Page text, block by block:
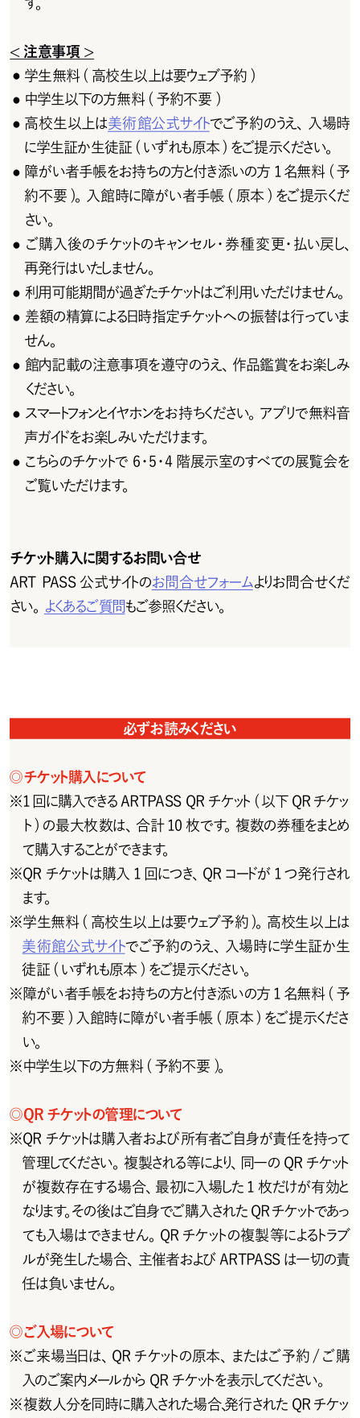
<注意事項>
● 学生無料 ( 高校生以上は要ウェブ予約 )
● 中学生以下の方無料(予約不要)
● 高校生以上は美術館公式サイトでご予約のうえ、入場時
に学生証か生徒証 ( いずれも原本 ) をご提示ください。
● 障がい者手帳をお持ちの方と付き添いの方1名無料(予
約不要 )。入館時に障がい者手帳 ( 原本 ) をご提示くだ
さい。
● ご 購 入 後 の チ ケットの キャン セ ル・券 種 変 更・払い 戻し 、
再発行はいたしません。
● 利用可能期間が過ぎたチケットはご利用いただけません。
● 差額の精算による日時指定チケットへの振替は行っていま
せん。
● 館内記載の注意事項を遵守のうえ、作品鑑賞をお楽しみ
ください。
● スマートフォンとイヤホンをお 持 ちください。アプリで 無 料 音
声ガイドをお楽しみいただけます。
● こちらのチケットで6・5・4階展示室のすべての展覧会を
ご覧いただけます。
チ ケット購 入 に 関 するお 問 い 合 せ
ART PASS公式サイトのお問合せフォームよりお問 合 せくだ
さい。 よくあるご 質 問もご参照ください。
必ずお読みください
◎チ ケット購 入 について
※1 回に購入できる ARTPASS QR チケット( 以下 QR チケッ
ト)の最大枚数は、合計10枚です。複数の券種をまとめ
て購入することができます。
※QRチケットは購入1回につき、QRコードが1つ発行され
ます。
※学生無料 ( 高校生以上は要ウェブ予約)。高校生以上は
美術館公式サイトでご予約のうえ、入場時に学生証か生
徒証 ( いずれも原本 ) をご提示ください。
※障がい者手帳をお持ちの方と付き添いの方1名無料(予
約不要 ) 入館時に障がい者手帳 ( 原本 ) をご提示くださ
い。
※中学生以下の方無料(予約不要)。
◎Q R チ ケットの 管 理 について
※QRチケットは購入者および所有者ご自身が責任を持って
管 理してください 。複 製 され る 等 により、同 一 の Q R チ ケット
が 複 数存在する場 合、最初に入場した 1 枚だけが有効と
なりま す 。そ の 後 は ご 自 身 で ご 購 入 さ れ た Q R チ ケ ットで あ っ
ても入場はできません。QR チケットの複製等によるトラブ
ルが発生した場合、主催者およびARTPASSは一切の責
任は負いません。
◎ご入場について
※ご 来 場 当日は 、Q R チ ケットの 原 本 、またはご 予 約 / ご 購
入 のご 案 内 メール から Q R チ ケットを 表 示してください 。
※複数人分を同時に購入された場合、発行された QR チケッ